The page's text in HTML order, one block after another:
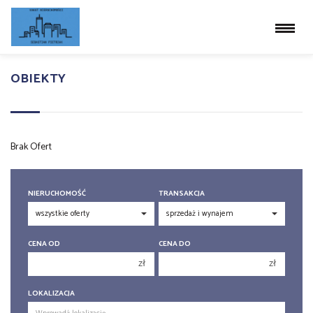
OBIEKTY
Brak Ofert
NIERUCHOMOŚĆ TRANSAKCJA
CENA OD
zł
CENA DO
zł
LOKALIZACJA